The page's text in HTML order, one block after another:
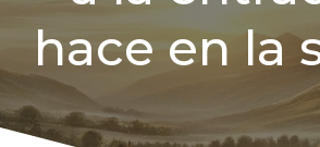
hace en la